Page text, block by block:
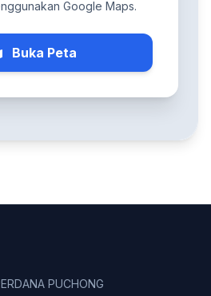
Google Maps.
Buka Peta
PUCHONG